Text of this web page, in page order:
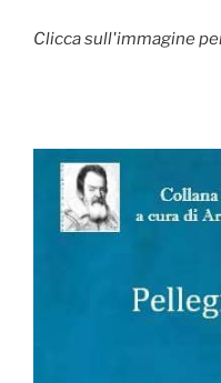
Clicca sull'immagine